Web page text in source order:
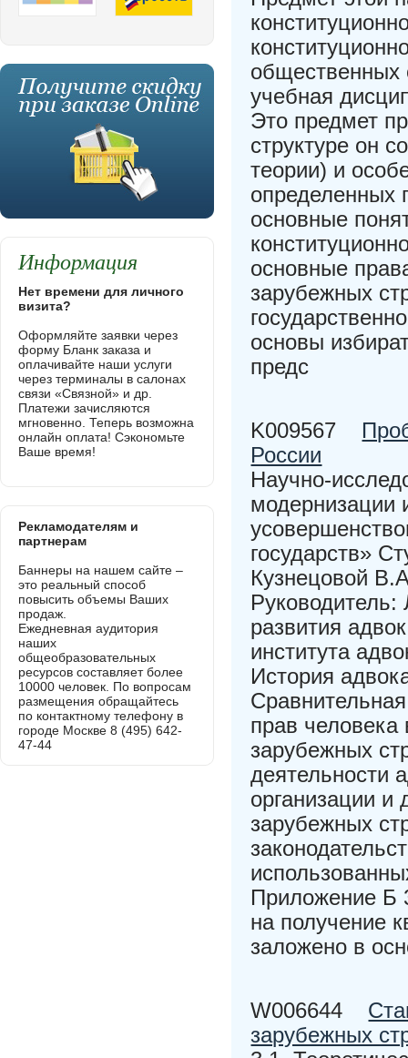
общественных
учебная
Это предмет
структуре он
теории) и
определенных
основные
основные
зарубежных
основы
предс
K009567
России
Научно-
модернизации
государств»
Кузнецовой
развития
института
История
прав
зарубежных
деятельности
организации и
зарубежных
Приложение Б
на получение
заложено в
W006644
зарубежных
Информация
Нет времени для личного
визита?
Оформляйте заявки через
форму Бланк заказа и
оплачивайте наши услуги
через терминалы в салонах
связи «Связной» и др.
Платежи зачисляются
мгновенно. Теперь возможна
онлайн оплата! Сэкономьте
Ваше время!
Рекламодателям и
партнерам
Баннеры на нашем сайте –
это реальный способ
повысить объемы Ваших
продаж.
Ежедневная аудитория
наших
общеобразовательных
ресурсов составляет более
10000 человек. По вопросам
размещения обращайтесь
по контактному телефону в
городе Москве 8 (495) 642-
47-44